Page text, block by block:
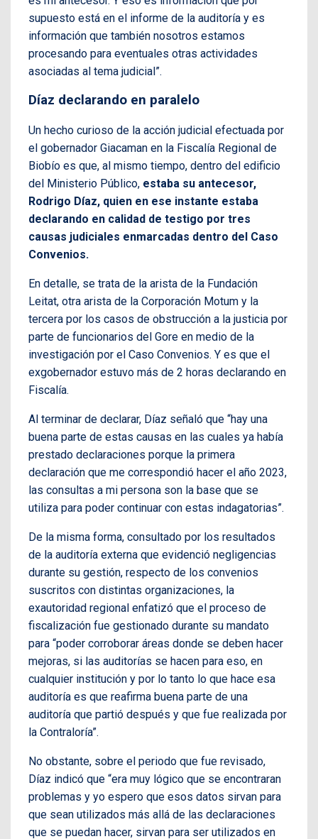
supuesto está en el informe de la auditoría y es
información que también nosotros estamos
procesando para eventuales otras actividades
asociadas al tema judicial”.
Díaz declarando en paralelo
Un hecho curioso de la acción judicial efectuada por
el gobernador Giacaman en la Fiscalía Regional de
Biobío es que, al mismo tiempo, dentro del edificio
del Ministerio Público, estaba su antecesor,
Rodrigo Díaz, quien en ese instante estaba
declarando en calidad de testigo por tres
causas judiciales enmarcadas dentro del Caso
Convenios.
En detalle, se trata de la arista de la Fundación
Leitat, otra arista de la Corporación Motum y la
tercera por los casos de obstrucción a la justicia por
parte de funcionarios del Gore en medio de la
investigación por el Caso Convenios. Y es que el
exgobernador estuvo más de 2 horas declarando en
Fiscalía.
Al terminar de declarar, Díaz señaló que “hay una
buena parte de estas causas en las cuales ya había
prestado declaraciones porque la primera
declaración que me correspondió hacer el año 2023,
las consultas a mi persona son la base que se
utiliza para poder continuar con estas indagatorias”.
De la misma forma, consultado por los resultados
de la auditoría externa que evidenció negligencias
durante su gestión, respecto de los convenios
suscritos con distintas organizaciones, la
exautoridad regional enfatizó que el proceso de
fiscalización fue gestionado durante su mandato
para “poder corroborar áreas donde se deben hacer
mejoras, si las auditorías se hacen para eso, en
cualquier institución y por lo tanto lo que hace esa
auditoría es que reafirma buena parte de una
auditoría que partió después y que fue realizada por
la Contraloría”.
No obstante, sobre el periodo que fue revisado,
Díaz indicó que “era muy lógico que se encontraran
problemas y yo espero que esos datos sirvan para
que sean utilizados más allá de las declaraciones
que se puedan hacer, sirvan para ser utilizados en